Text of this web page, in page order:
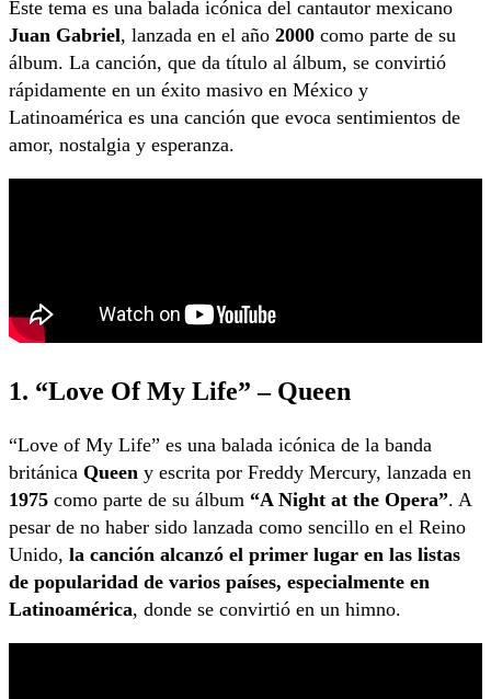
Este tema es una balada icónica del cantautor mexicano
Juan Gabriel, lanzada en el año 2000 como parte de su
álbum. La canción, que da título al álbum, se convirtió
rápidamente en un éxito masivo en México y
Latinoamérica es una canción que evoca sentimientos de
amor, nostalgia y esperanza.
1. “Love Of My Life” – Queen
“Love of My Life” es una balada icónica de la banda
británica Queen y escrita por Freddy Mercury, lanzada en
1975 como parte de su álbum “A Night at the Opera”. A
pesar de no haber sido lanzada como sencillo en el Reino
Unido, la canción alcanzó el primer lugar en las listas
de popularidad de varios países, especialmente en
Latinoamérica, donde se convirtió en un himno.